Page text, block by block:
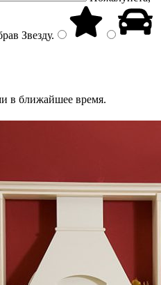
Звезду.
в ближайшее время.